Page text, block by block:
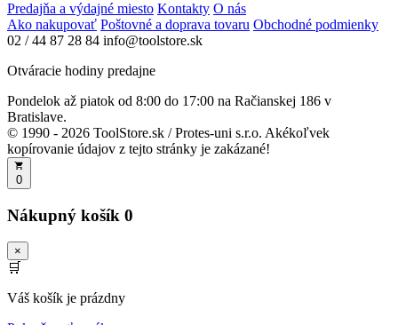
Predajňa a výdajné miesto Kontakty O nás
Ako nakupovať Poštovné a doprava tovaru Obchodné podmienky
02 / 44 87 28 84 info@toolstore.sk
Otváracie hodiny predajne
Pondelok až piatok od 8:00 do 17:00 na Račianskej 186 v
Bratislave.
© 1990 - 2026 ToolStore.sk / Protes-uni s.r.o. Akékoľvek
kopírovanie údajov z tejto stránky je zakázané!
0
Nákupný košík 0
×
🛒
Váš košík je prázdny